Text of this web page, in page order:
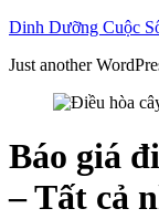
Skip
content
Dinh Dưỡng Cuộc
Just another
Báo giá
– Tất cả